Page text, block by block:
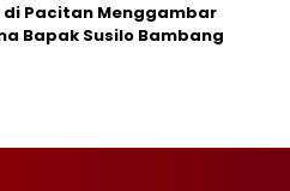
di Pacitan Menggambar
Bapak Susilo Bambang